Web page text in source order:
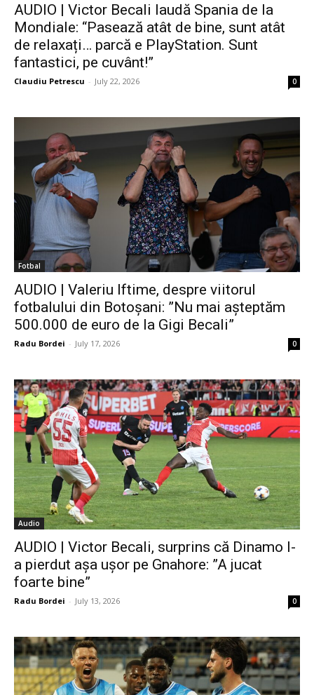
AUDIO | Victor Becali laudă Spania de la
Mondiale: “Pasează atât de bine, sunt atât
de relaxați… parcă e PlayStation. Sunt
fantastici, pe cuvânt!”
Claudiu Petrescu - July 22, 2026 0
Fotbal
AUDIO | Valeriu Iftime, despre viitorul
fotbalului din Botoșani: ”Nu mai așteptăm
500.000 de euro de la Gigi Becali”
Radu Bordei - July 17, 2026 0
Audio
AUDIO | Victor Becali, surprins că Dinamo l-
a pierdut așa ușor pe Gnahore: ”A jucat
foarte bine”
Radu Bordei - July 13, 2026 0